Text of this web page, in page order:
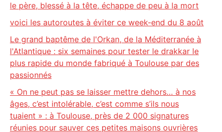
le père, blessé à la tête, échappe de peu à la mort
voici les autoroutes à éviter ce week-end du 8 août
Le grand baptême de l'Orkan, de la Méditerranée à
l'Atlantique : six semaines pour tester le drakkar le
plus rapide du monde fabriqué à Toulouse par des
passionnés
« On ne peut pas se laisser mettre dehors… à nos
âges, c’est intolérable, c’est comme s’ils nous
tuaient » : à Toulouse, près de 2 000 signatures
réunies pour sauver ces petites maisons ouvrières